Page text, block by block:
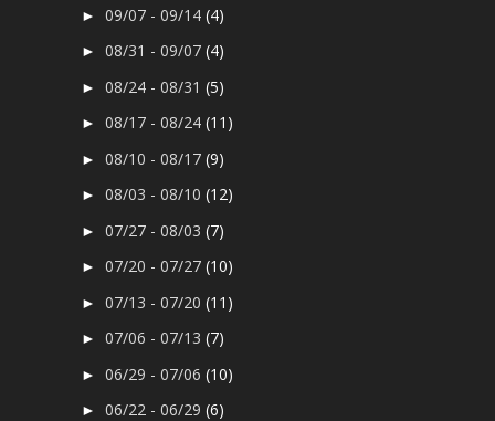
►09/07 - 09/14(4)
►08/31 - 09/07(4)
►08/24 - 08/31(5)
►08/17 - 08/24(11)
►08/10 - 08/17(9)
►08/03 - 08/10(12)
►07/27 - 08/03(7)
►07/20 - 07/27(10)
►07/13 - 07/20(11)
►07/06 - 07/13(7)
►06/29 - 07/06(10)
►06/22 - 06/29(6)